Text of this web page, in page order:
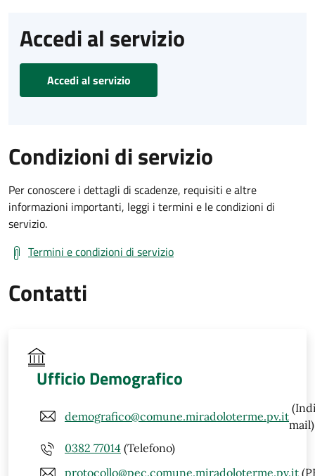
Accedi al servizio
Accedi al servizio
Condizioni di servizio
Per conoscere i dettagli di scadenze, requisiti e altre
informazioni importanti, leggi i termini e le condizioni di
servizio.
Termini e condizioni di servizio
Contatti
Ufficio Demografico
demografico@comune.miradoloterme.pv.it
mail)
0382 77014 (Telefono)
protocollo@pec.comune.miradoloterme.pv.it